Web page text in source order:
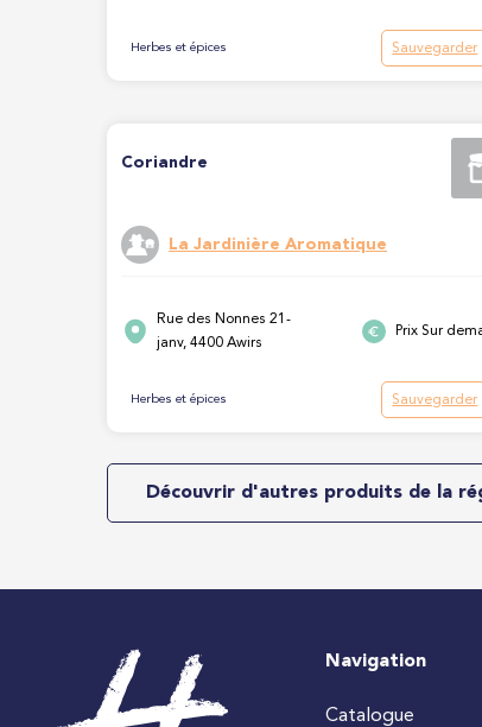
Herbes et épices Sauvegarder
Coriandre
La Jardinière Aromatique
Rue des Nonnes 21-
janv, 4400 Awirs
Prix Sur
Herbes et épices Sauvegarder
Découvrir d'autres produits de la
Navigation
Catalogue